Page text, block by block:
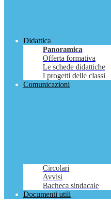
Didattica
Panoramica
Offerta formativa
Le schede didattiche
I progetti delle classi
Comunicazioni
Circolari
Avvisi
Bacheca sindacale
Documenti utili